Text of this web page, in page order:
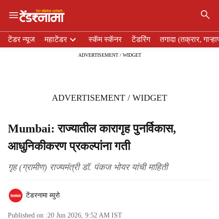
e
टेंडर न्यूज महाटेंडर स्कॅम स्कॅनर टेंडरिंग तगादा (तक्रार,
ADVERTISEMENT / WIDGET
ADVERTISEMENT / WIDGET
Mumbai: राज्यातील कारागृह पुनर्विकास,
आधुनिकीकरण प्रकल्पांना गती
गृह (ग्रामीण) राज्यमंत्री डॉ. पंकज भोयर यांची माहिती
टेंडरनामा ब्युरो
Published on :20 Jun 2026, 9:52 AM IST